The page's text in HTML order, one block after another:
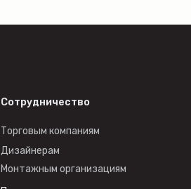
Монтажным организациям
Дизайнерам
Сотрудничество
Торговым компаниям